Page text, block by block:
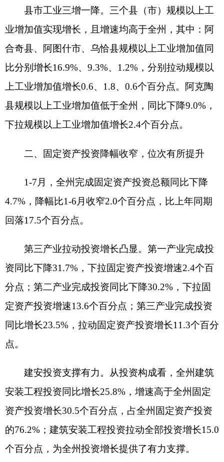
分点；第二产业完成投资同比下降30.2%，下拉固
定资产投资增速13.6个百分点；第三产业完成投资
同比增长23.5%，拉动固定资产投资增长11.3个百分
点。
建安投资支撑有力。从投资构成看，全州建筑
安装工程投资同比增长25.8%，增速高于全州固定
资产投资增长30.5个百分点，占全州固定资产投资
个百分点，为全州投资增长提供了有力支撑。
资产投资的28.0%，同比增长0.6%，高于全部投资
增速5.3个百分点，拉动全州固定资产投资增长0.2
个百分点。其中：房地产业投资增长12.8%，卫生
商品房销售面积同比增长3.2%，增速比上年同期回
落32.6个百分点。其中：住宅销售面积同比增长
1.1%，增速比上年同期回落29.9个百分点。商品房
销售额同比下降1.0%，降幅比上年同期扩大59.8个
上年同期回落38.8个百分点。
县市投资两增两降。两个县市投资实现增长，
其中，乌恰县完成投资同比增长96.6%，阿合奇县
完成投资同比增长11.1%，合计拉动固定资产投资
增长17.2个百分点；两个县市投资同比下降，其